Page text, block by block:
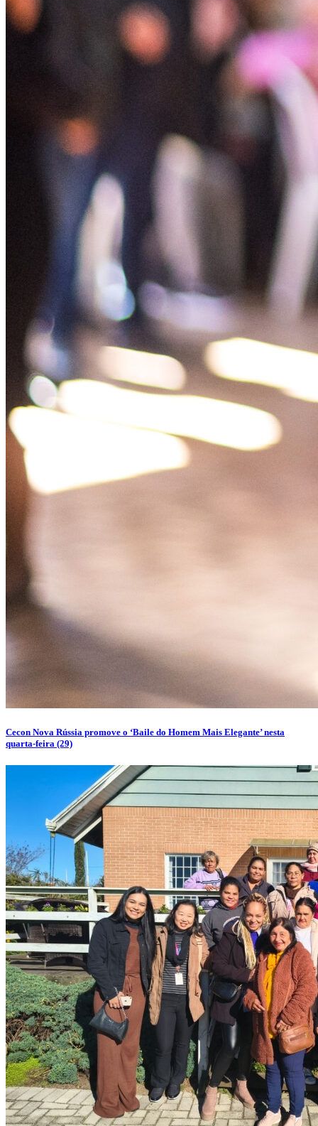
Cecon Nova Rússia promove o ‘Baile do Homem Mais Elegante’ nesta
quarta-feira (29)